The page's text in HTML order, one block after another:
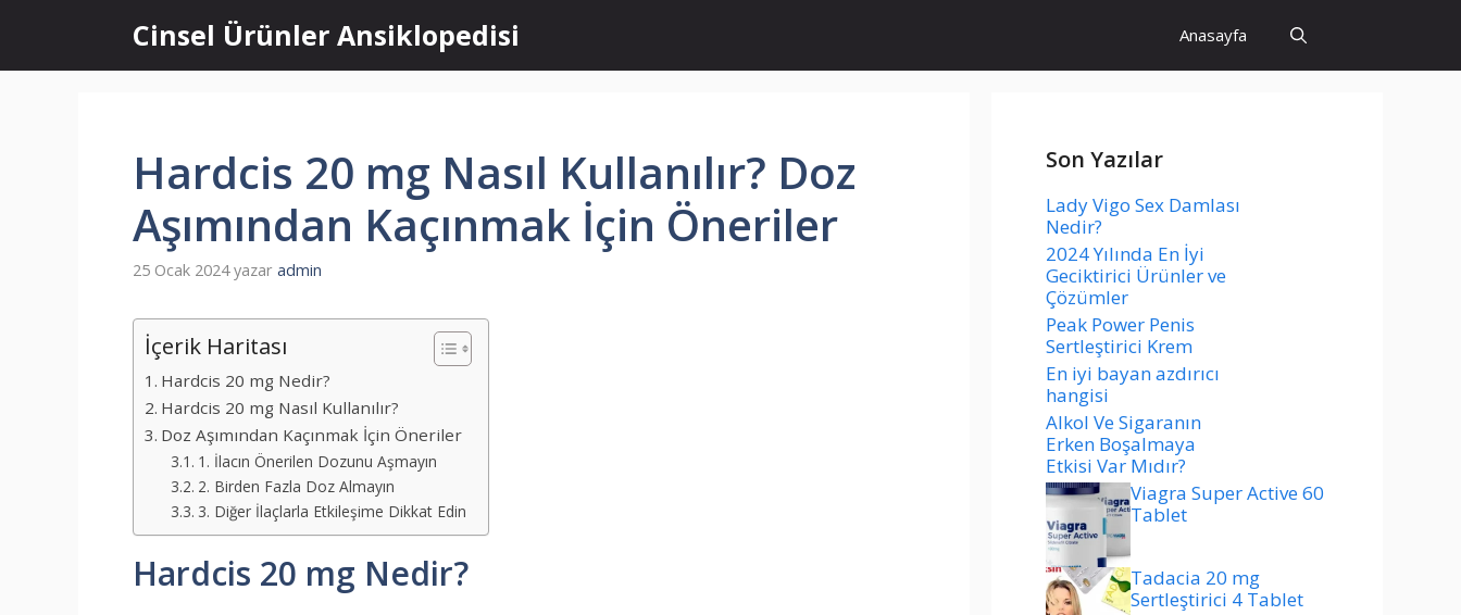
Cinsel Ürünler Ansiklopedisi Anasayfa
Hardcis 20 mg Nasıl Kullanılır? Doz
Aşımından Kaçınmak İçin Öneriler
25 Ocak 2024 yazar admin
İçerik Haritası
Hardcis 20 mg Nedir?
Hardcis 20 mg Nasıl Kullanılır?
Doz Aşımından Kaçınmak İçin Öneriler
1. İlacın Önerilen Dozunu Aşmayın
2. Birden Fazla Doz Almayın
3. Diğer İlaçlarla Etkileşime Dikkat Edin
Hardcis 20 mg Nedir?
Son Yazılar
Lady Vigo Sex Damlası
Nedir?
2024 Yılında En İyi
Geciktirici Ürünler ve
Çözümler
Peak Power Penis
Sertleştirici Krem
En iyi bayan azdırıcı
hangisi
Alkol Ve Sigaranın
Erken Boşalmaya
Etkisi Var Mıdır?
Viagra Super Active 60
Tablet
Tadacia 20 mg
Sertleştirici 4 Tablet